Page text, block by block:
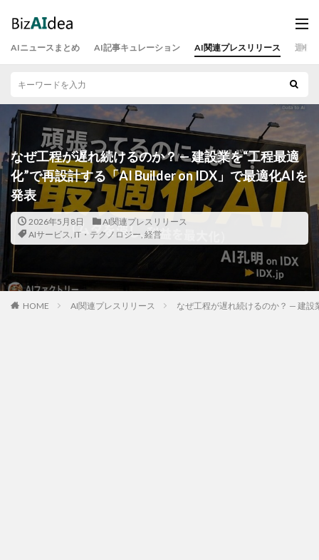
AIニュースまとめ AI記事キュレーション AI関連プレスリリース 運営
なぜ工程が遅れ続けるのか？ — 建設業を“工程最適
化”で再設計する「AI Builder on IDX」で最適化AIを
発表
2026年5月8日
AI関連プレスリリース
AIサービス, IT・テクノロジー, 経営
HOME AI関連プレスリリース なぜ工程が遅れ続けるのか？ — 建設